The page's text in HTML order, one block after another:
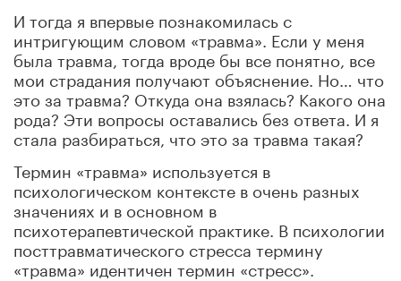
И тогда я впервые познакомилась с
интригующим словом «травма». Если у меня
была травма, тогда вроде бы все понятно, все
мои страдания получают объяснение. Но… что
это за травма? Откуда она взялась? Какого она
рода? Эти вопросы оставались без ответа. И я
стала разбираться, что это за травма такая?
Термин «травма» используется в
психологическом контексте в очень разных
значениях и в основном в
психотерапевтической практике. В психологии
посттравматического стресса термину
«травма» идентичен термин «стресс».